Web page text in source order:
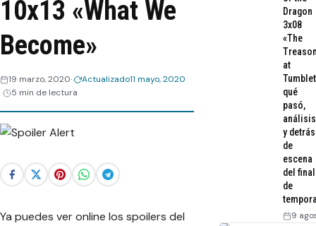
Recomendaciones
Webisodios
10x13 «What We
Become»
19 marzo, 2020 Actualizado11 mayo, 2020
5 min de lectura
Ya puedes ver online los spoilers del
Dragon
3x08
«The
at
qué
pasó,
análisis
y detrás
de
escena
del final
de
9